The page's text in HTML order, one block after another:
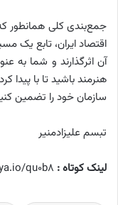
جمع‌بندی کلی همانطور
اقتصاد ایران، تابع یک
آن اثرگذارند و شما به
هنرمند باشید تا با پیدا
سازمان خود را تضمین
تبسم علیزادمنیر
لینک کوتاه : qu0b8